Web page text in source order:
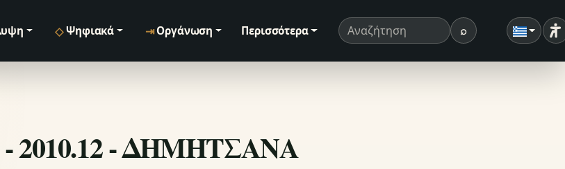
◇ Ψηφιακά ⇥ Οργάνωση Περισσότερα Όρος αναζήτησης ⌕Αναζήτηση
- 2010.12 - ΔΗΜΗΤΣΑΝΑ